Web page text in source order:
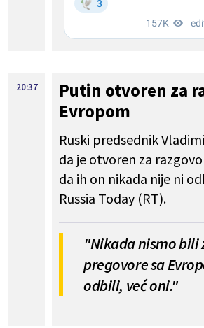
20:37
Putin otvoren za
Evropom
Ruski predsednik
da je otvoren za
da ih on nikada nije ni
Russia Today (RT).
"Nikada nismo bili
pregovore sa
odbili, već oni."